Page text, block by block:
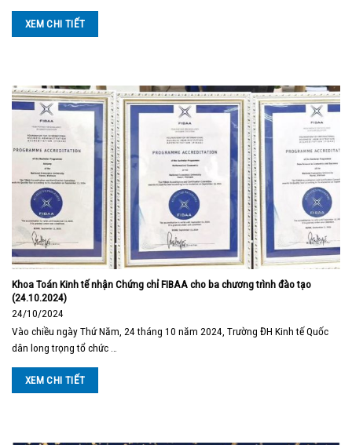
XEM CHI TIẾT
Khoa Toán Kinh tế nhận Chứng chỉ FIBAA cho ba chương trình đào tạo
(24.10.2024)
24/10/2024
Vào chiều ngày Thứ Năm, 24 tháng 10 năm 2024, Trường ĐH Kinh tế Quốc
dân long trọng tổ chức …
XEM CHI TIẾT